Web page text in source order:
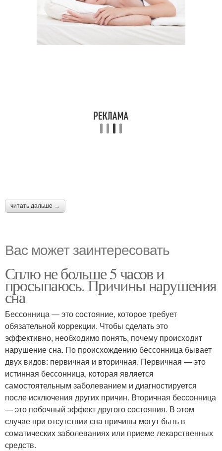
читать дальше →
Вас может заинтересовать
Сплю не больше 5 часов и
просыпаюсь. Причины нарушения
сна
Бессонница — это состояние, которое требует
обязательной коррекции. Чтобы сделать это
эффективно, необходимо понять, почему происходит
нарушение сна. По происхождению бессонница бывает
двух видов: первичная и вторичная. Первичная — это
истинная бессонница, которая является
самостоятельным заболеванием и диагностируется
после исключения других причин. Вторичная бессонница
— это побочный эффект другого состояния. В этом
случае при отсутствии сна причины могут быть в
соматических заболеваниях или приеме лекарственных
средств.